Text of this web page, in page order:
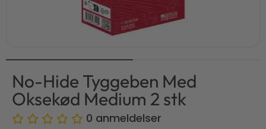
No-Hide Tyggeben Med
Oksekød Medium 2 stk
0 anmeldelser